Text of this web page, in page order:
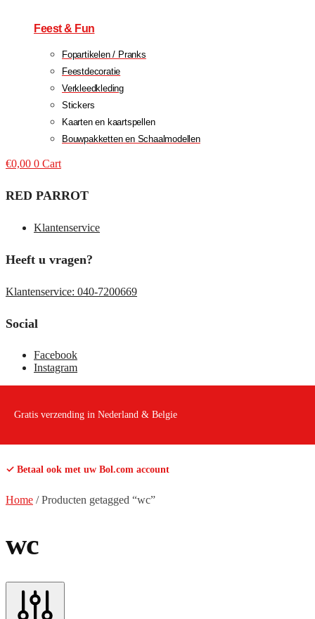
Feest & Fun
Fopartikelen / Pranks
Feestdecoratie
Verkleedkleding
Stickers
Kaarten en kaartspellen
Bouwpakketten en Schaalmodellen
€0,00 0 Cart
RED PARROT
Klantenservice
Heeft u vragen?
Klantenservice: 040-7200669
Social
Facebook
Instagram
Gratis verzending in Nederland & Belgie
✓ Betaal ook met uw Bol.com account
Home /Producten getagged “wc”
wc